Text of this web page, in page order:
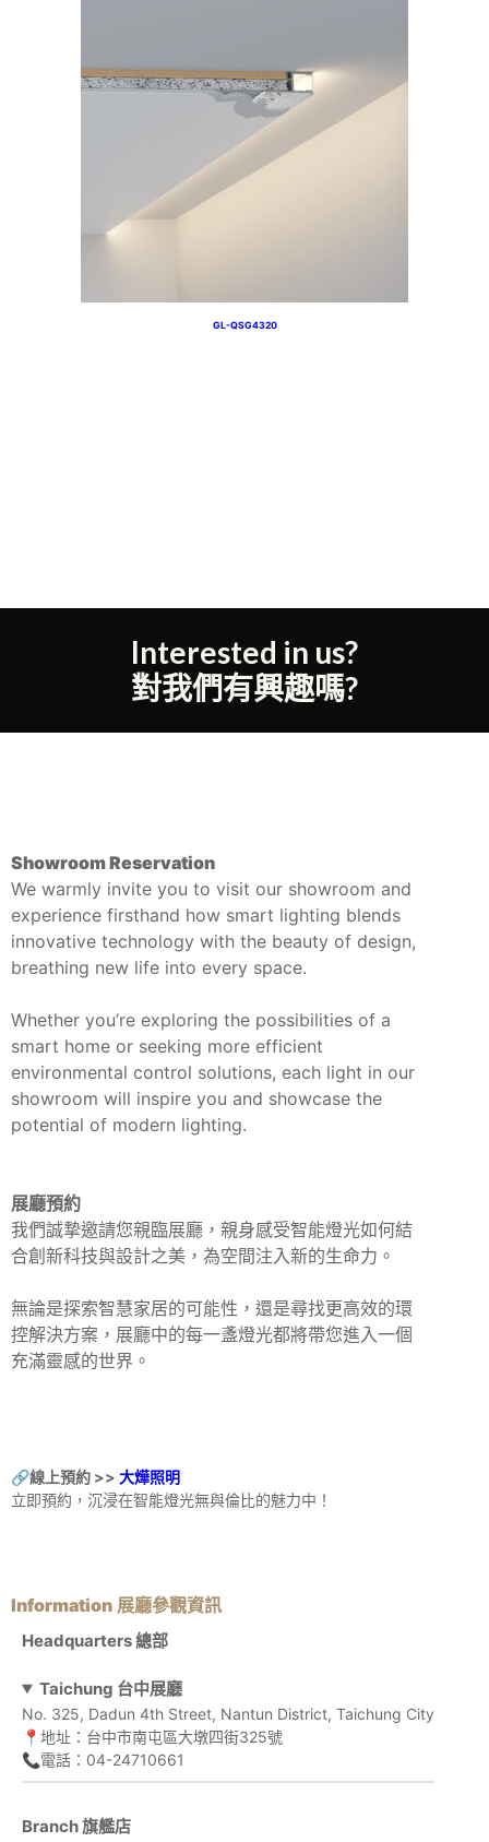
GL-QSG4320
Interested in us?
對我們有興趣嗎?
Showroom Reservation
We warmly invite you to visit our showroom and
experience firsthand how smart lighting blends
innovative technology with the beauty of design,
breathing new life into every space.
Whether you’re exploring the possibilities of a
smart home or seeking more efficient
environmental control solutions, each light in our
showroom will inspire you and showcase the
potential of modern lighting.
展廳預約
我們誠摯邀請您親臨展廳，親身感受智能燈光如何結
合創新科技與設計之美，為空間注入新的生命力。
無論是探索智慧家居的可能性，還是尋找更高效的環
控解決方案，展廳中的每一盞燈光都將帶您進入一個
充滿靈感的世界。
🔗線上預約 >> 大燁照明
立即預約，沉浸在智能燈光無與倫比的魅力中！
Information 展廳參觀資訊
Headquarters 總部
Taichung 台中展廳
No. 325, Dadun 4th Street, Nantun District, Taichung City
📍地址：台中市南屯區大墩四街325號
📞電話：04-24710661
Branch 旗艦店